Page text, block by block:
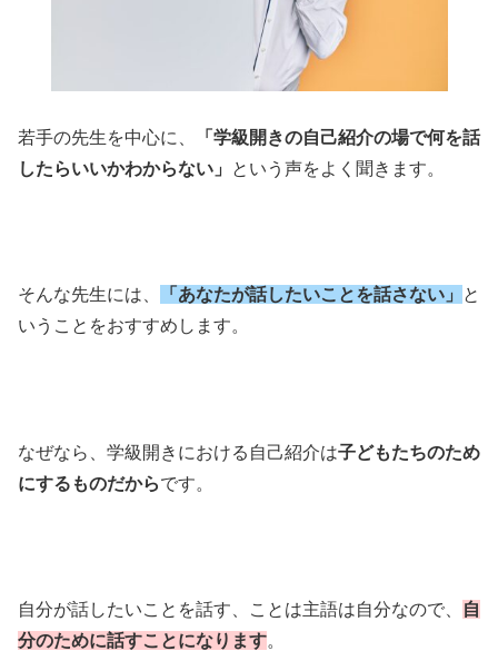
若手の先生を中心に、
「学級開きの自己紹介の場で何を話
したらいいかわからない」
という声をよく聞きます。
そんな先生には、 「あなたが話したいことを話さない」
と
いうことをおすすめします。
なぜなら、学級開きにおける自己紹介は子どもたちのため
にするものだからです。
自分が話したいことを話す、ことは主語は自分なので、
自
分のために話すことになります。